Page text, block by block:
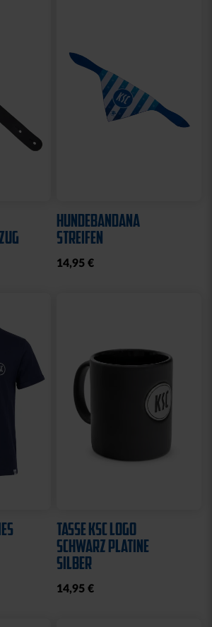
HUNDEBANDANA
STREIFEN
14,95 €
TASSE KSC LOGO
SCHWARZ PLATINE
SILBER
14,95 €